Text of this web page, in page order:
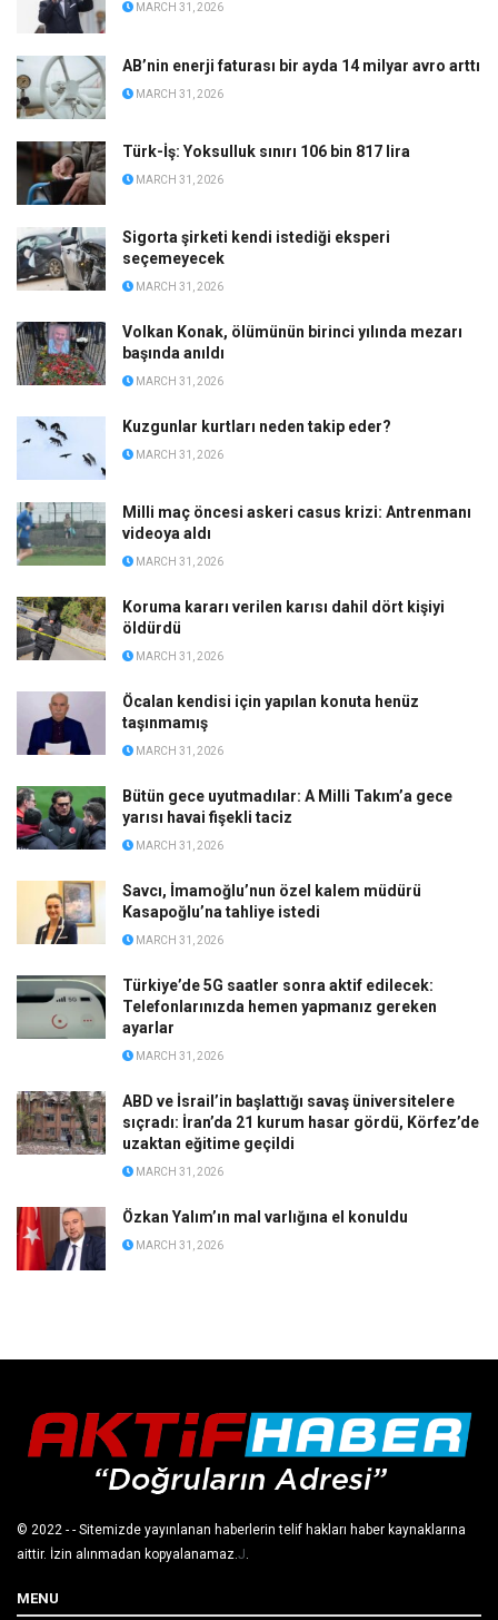
MARCH 31, 2026
AB’nin enerji faturası bir ayda 14 milyar avro arttı
MARCH 31, 2026
Türk-İş: Yoksulluk sınırı 106 bin 817 lira
MARCH 31, 2026
Sigorta şirketi kendi istediği eksperi
seçemeyecek
MARCH 31, 2026
Volkan Konak, ölümünün birinci yılında mezarı
başında anıldı
MARCH 31, 2026
Kuzgunlar kurtları neden takip eder?
MARCH 31, 2026
Milli maç öncesi askeri casus krizi: Antrenmanı
videoya aldı
MARCH 31, 2026
Koruma kararı verilen karısı dahil dört kişiyi
öldürdü
MARCH 31, 2026
Öcalan kendisi için yapılan konuta henüz
taşınmamış
MARCH 31, 2026
Bütün gece uyutmadılar: A Milli Takım’a gece
yarısı havai fişekli taciz
MARCH 31, 2026
Savcı, İmamoğlu’nun özel kalem müdürü
Kasapoğlu’na tahliye istedi
MARCH 31, 2026
Türkiye’de 5G saatler sonra aktif edilecek:
Telefonlarınızda hemen yapmanız gereken
ayarlar
MARCH 31, 2026
ABD ve İsrail’in başlattığı savaş üniversitelere
sıçradı: İran’da 21 kurum hasar gördü, Körfez’de
uzaktan eğitime geçildi
MARCH 31, 2026
Özkan Yalım’ın mal varlığına el konuldu
MARCH 31, 2026
© 2022 - - Sitemizde yayınlanan haberlerin telif hakları haber kaynaklarına
aittir. İzin alınmadan kopyalanamaz. J
MENU